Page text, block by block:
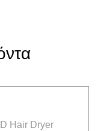
Hair Dryer